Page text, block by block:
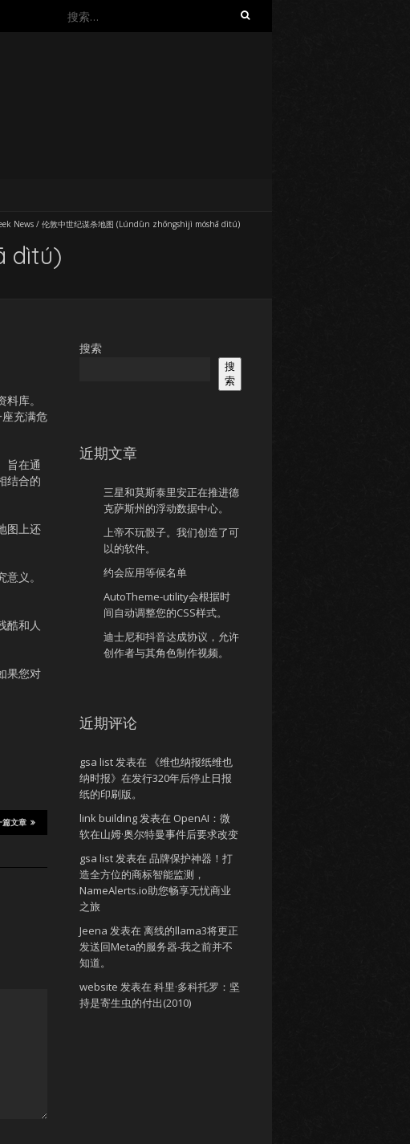
搜
News / 伦敦中世纪谋杀地图 (Lúndūn zhōngshìjì móshā dìtú)
dìtú)
库。
充满危
旨在通
结合的
图上还
义。
酷和人
果您对
篇文章
搜索
搜
索
近期文章
三星和莫斯泰里安正在推进德
克萨斯州的浮动数据中心。
上帝不玩骰子。我们创造了可
以的软件。
约会应用等候名单
AutoTheme-utility会根据时
间自动调整您的CSS样式。
迪士尼和抖音达成协议，允许
创作者与其角色制作视频。
近期评论
gsa list发表在
《维也纳报纸维也
纳时报》在发行320年后停止日报
纸的印刷版。
link building发表在 OpenAI：微
软在山姆·奥尔特曼事件后要求改变
gsa list发表在 品牌保护神器！打
造全方位的商标智能监测，
NameAlerts.io助您畅享无忧商业
之旅
Jeena 发表在 离线的llama3将更正
发送回Meta的服务器-我之前并不
知道。
website 发表在 科里·多科托罗：坚
持是寄生虫的付出(2010)